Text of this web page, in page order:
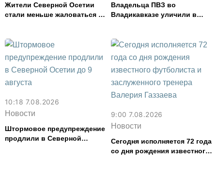
Жители Северной Осетии
стали меньше жаловаться на
Владельца ПВЗ во
Владикавказе уличили в
10:18 7.08.2026
Новости
Штормовое предупреждение
продлили в Северной
9:00 7.08.2026
Новости
Сегодня исполняется 72 года
со дня рождения известного